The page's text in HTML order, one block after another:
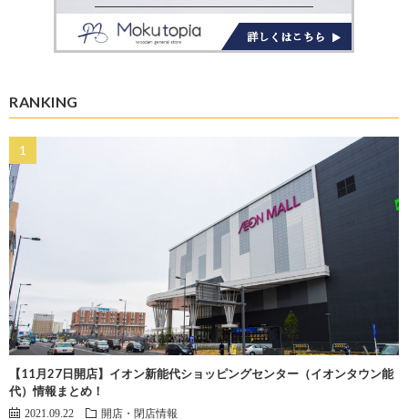
RANKING
【11月27日開店】イオン新能代ショッピングセンター（イオンタウン能
代）情報まとめ！
2021.09.22 開店・閉店情報